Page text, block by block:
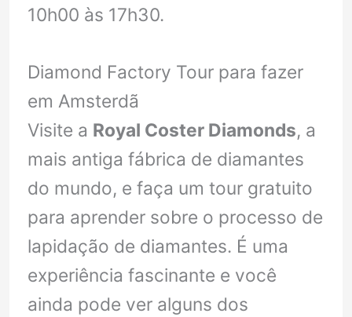
10h00 às 17h30.
Diamond Factory Tour para fazer
em Amsterdã
Visite a Royal Coster Diamonds, a
mais antiga fábrica de diamantes
do mundo, e faça um tour gratuito
para aprender sobre o processo de
lapidação de diamantes. É uma
experiência fascinante e você
ainda pode ver alguns dos